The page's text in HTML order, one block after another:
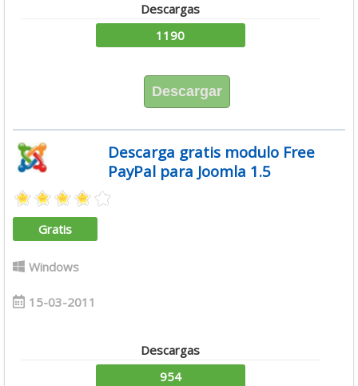
Descargas
1190
Descargar
Descarga gratis modulo Free
PayPal para Joomla 1.5
Gratis
Windows
15-03-2011
Descargas
954